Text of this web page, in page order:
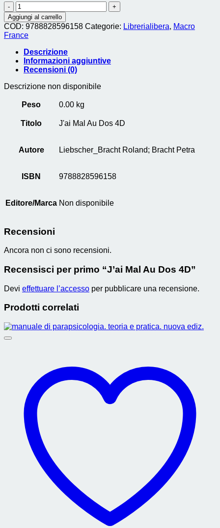
J'ai
Mal
Au
Dos
4D
quantità
Aggiungi al carrello
COD: 9788828596158 Categorie: Librerialibera, Macro
France
Descrizione
Informazioni aggiuntive
Recensioni (0)
Descrizione non disponibile
Peso 0.00 kg
Titolo J'ai Mal Au Dos 4D
Autore Liebscher_Bracht Roland; Bracht Petra
ISBN 9788828596158
Editore/Marca Non disponibile
Recensioni
Ancora non ci sono recensioni.
Recensisci per primo “J’ai Mal Au Dos 4D”
Devi effettuare l’accesso per pubblicare una recensione.
Prodotti correlati